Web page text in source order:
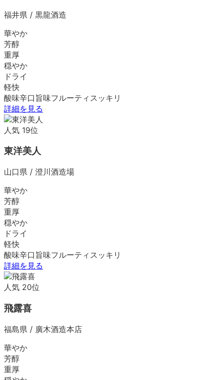
福井県 / 黒龍酒造
華やか
芳醇
重厚
穏やか
ドライ
軽快
酸味辛口 旨味フルーティ スッキリ
詳細を見る
人気 19位
東洋美人
山口県 / 澄川酒造場
華やか
芳醇
重厚
穏やか
ドライ
軽快
酸味辛口 旨味フルーティ スッキリ
詳細を見る
人気 20位
飛露喜
福島県 / 廣木酒造本店
華やか
芳醇
重厚